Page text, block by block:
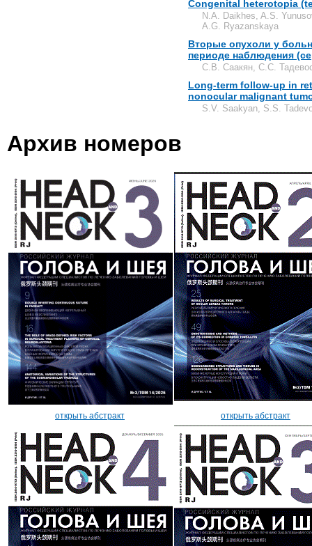
Congenital heterotopia
N.А. Daikhes, A.S.
A.G. Ryazanskaya
Вторые опухоли у
периоде наблюдения
С.В. Саакян, С.С.
Long-term follow-up in
nonocular malignant
S.V. Saakyan, S.S.
Архив номеров
открыть абстракт открыть абстракт